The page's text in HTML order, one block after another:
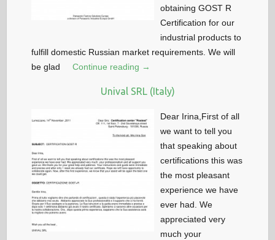
obtaining GOST R
Certification for our
industrial products to
fulfill domestic Russian market requirements. We will
be glad
Continue reading →
Unival SRL (Italy)
Dear Irina,First of all
we want to tell you
that speaking about
certifications this was
the most pleasant
experience we have
ever had. We
appreciated very
much your